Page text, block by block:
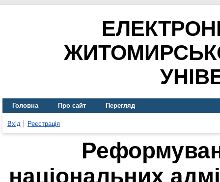
Головна Про сайт Перегляд
Вхід Реєстрація
національних